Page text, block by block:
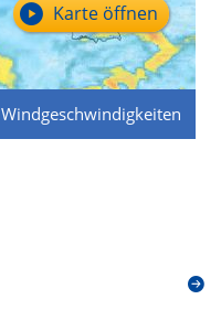
Windgeschwindigkeiten
Karte öffnen